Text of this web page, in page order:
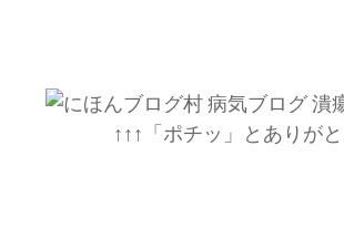
↑↑↑「ポチッ」とありがと